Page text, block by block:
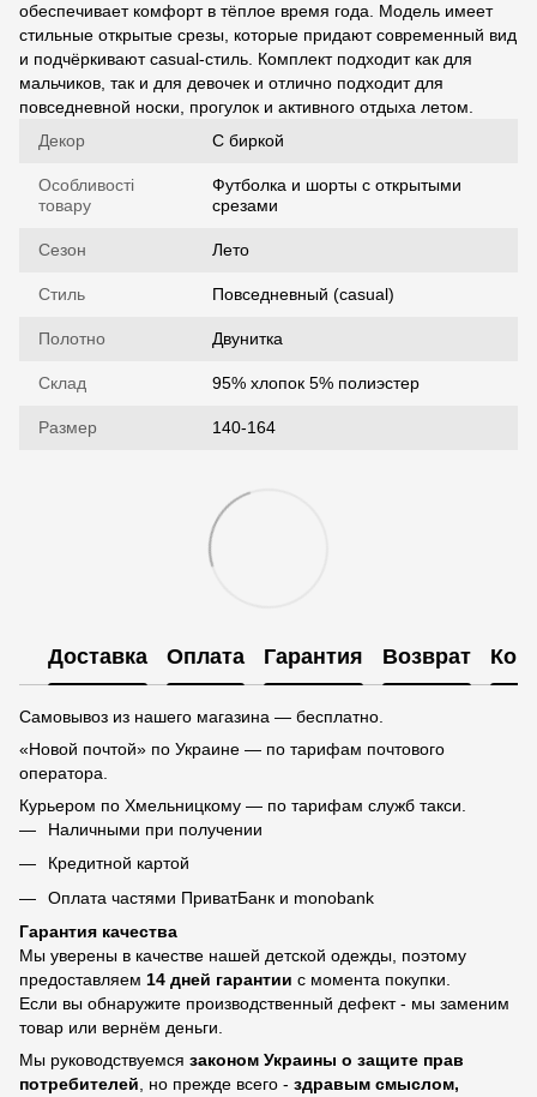
обеспечивает комфорт в тёплое время года. Модель имеет
стильные открытые срезы, которые придают современный вид
и подчёркивают casual-стиль. Комплект подходит как для
мальчиков, так и для девочек и отлично подходит для
повседневной носки, прогулок и активного отдыха летом.
Декор
С биркой
Особливості
товару
Футболка и шорты с открытыми
срезами
Сезон Лето
Стиль Повседневный (casual)
Полотно Двунитка
Склад 95% хлопок 5% полиэстер
Размер 140-164
Доставка Оплата Гарантия Возврат
Самовывоз из нашего магазина — бесплатно.
«Новой почтой» по Украине — по тарифам почтового
оператора.
Курьером по Хмельницкому — по тарифам служб такси.
Наличными при получении
Кредитной картой
Оплата частями ПриватБанк и monobank
Гарантия качества
Мы уверены в качестве нашей детской одежды, поэтому
предоставляем 14 дней гарантии с момента покупки.
Если вы обнаружите производственный дефект - мы заменим
товар или вернём деньги.
Мы руководствуемся законом Украины о защите прав
потребителей , но прежде всего - здравым смыслом,